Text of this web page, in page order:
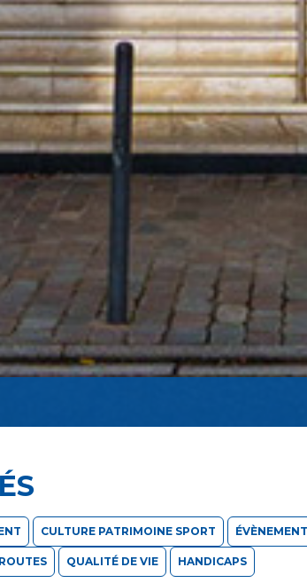
CULTURE PATRIMOINE SPORT ÉVÈNEMENT
QUALITÉ DE VIE HANDICAPS